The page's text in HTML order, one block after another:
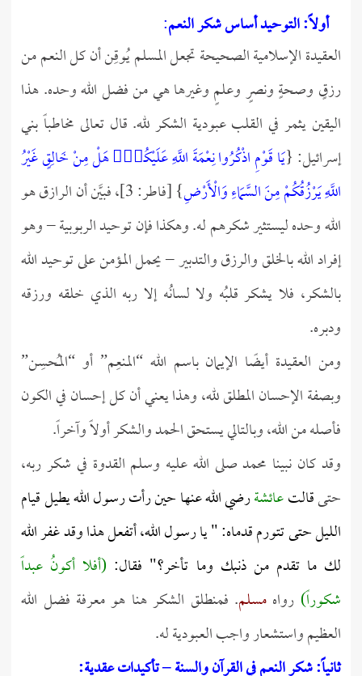
أولاً: التوحيد أساس شكر النعم:
العقيدة الإسلامية الصحيحة تجعل المسلم يُوقِن أن كل النعم من
رزقٍ وصحةٍ ونصرٍ وعلمٍ وغيرها هي من فضل الله وحده. هذا
اليقين يثمر في القلب عبودية الشكر لله. قال تعالى مخاطباً بني
إسرائيل: {يَا قَوْمِ اذْكُرُوا نِعْمَةَ اللَّهِ عَلَيْكُمْۚ هَلْ مِنْ خَالِقٍ غَيْرُ
اللَّهِ يَرْزُقُكُمْ مِنَ السَّمَاءِ وَالْأَرْضِ
} [فاطر: 3]، فبيَّن أن الرازق هو
الله وحده ليستثير شكرهم له. وهكذا فإن توحيد الربوبية – وهو
إفراد الله بالخلق والرزق والتدبير – يحمل المؤمن على توحيد الله
بالشكر، فلا يشكر قلبُه ولا لسانُه إلا ربه الذي خلقه ورزقه
ودبره.
ومن العقيدة أيضًا الإيمان باسم الله “المنعِم” أو “المُحسِن”
وبصفة الإحسان المطلق لله، وهذا يعني أن كل إحسان في الكون
فأصله من الله، وبالتالي يستحق الحمد والشكر أولاً وآخراً.
وقد كان نبينا محمد صلى الله عليه وسلم القدوة في شكر ربه،
حتىقالتعائشةرضي الله عنها حين رأت رسول الله يطيل قيام
الليل حتى تتورم قدماه: "يا رسول الله، أتفعل هذا وقد غفر الله
لك ما تقدم من ذنبك وما تأخر؟" فقال: (أفلا أكونُ عبداً
شكوراً) رواهمسلم. فمنطلق الشكر هنا هو معرفة فضل الله
العظيم واستشعار واجب العبودية له.
ثانياً: شكر النعم في القرآن والسنة – تأكيدات عقدية: